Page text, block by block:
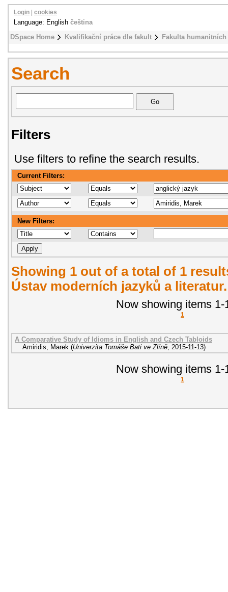
DSpace Home Kvalifikační práce dle fakult Fakulta
Login cookies
Language: English čeština
Search
Filters
Use filters to refine the search results.
Current Filters:
New Filters:
Showing 1 out of a total of 1
Ústav moderních jazyků a
Now showing items 1-
1
A Comparative Study of Idioms in English and Czech Tabloids
Amiridis, Marek (Univerzita Tomáše Bati ve Zlíně 2015-11-13)
Now showing items 1-
1